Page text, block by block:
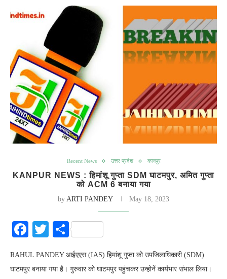
Recent News उत्तर प्रदेश कानपुर
KANPUR NEWS : हिमांशू गुप्ता SDM घाटमपुर, अमित गुप्ता
को ACM 6 बनाया गया
by ARTI PANDEY May 18, 2023
Facebook
Twitter
Share
RAHUL PANDEY आईएएस (IAS) हिमांशू गुप्ता को उपजिलाधिकारी (SDM)
घाटमपुर बनाया गया है। गुरुवार को घाटमपुर पहुंचकर उन्होनें कार्यभार संभाल लिया।